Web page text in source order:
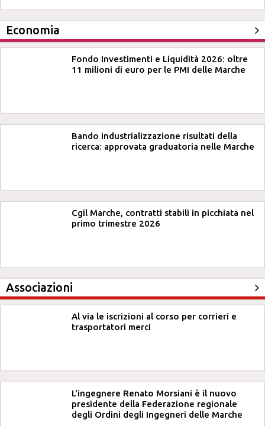
Economia
Fondo Investimenti e Liquidità 2026: oltre
11 milioni di euro per le PMI delle Marche
Bando industrializzazione risultati della
ricerca: approvata graduatoria nelle Marche
Cgil Marche, contratti stabili in picchiata nel
primo trimestre 2026
Associazioni
Al via le iscrizioni al corso per corrieri e
trasportatori merci
L'ingegnere Renato Morsiani è il nuovo
presidente della Federazione regionale
degli Ordini degli Ingegneri delle Marche